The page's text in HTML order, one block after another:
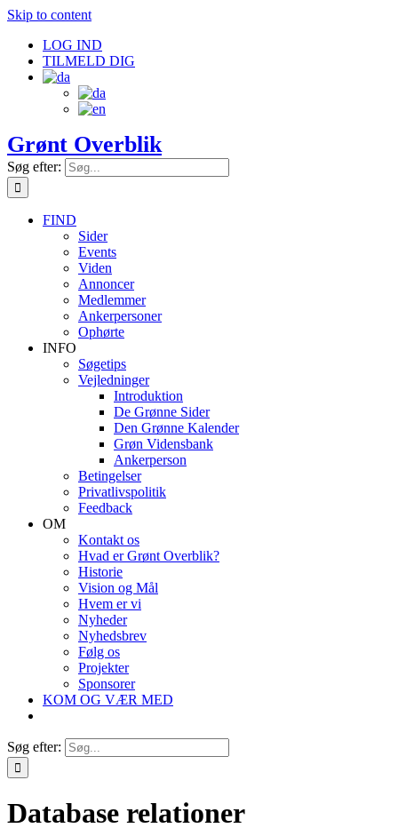
Skip to content
LOG IND
TILMELD DIG
Grønt Overblik
Søg efter:
FIND
Sider
Events
Viden
Annoncer
Medlemmer
Ankerpersoner
Ophørte
INFO
Søgetips
Vejledninger
Introduktion
De Grønne Sider
Den Grønne Kalender
Grøn Vidensbank
Ankerperson
Betingelser
Privatlivspolitik
Feedback
OM
Kontakt os
Hvad er Grønt Overblik?
Historie
Vision og Mål
Hvem er vi
Nyheder
Nyhedsbrev
Følg os
Projekter
Sponsorer
KOM OG VÆR MED
Søg efter:
Database relationer